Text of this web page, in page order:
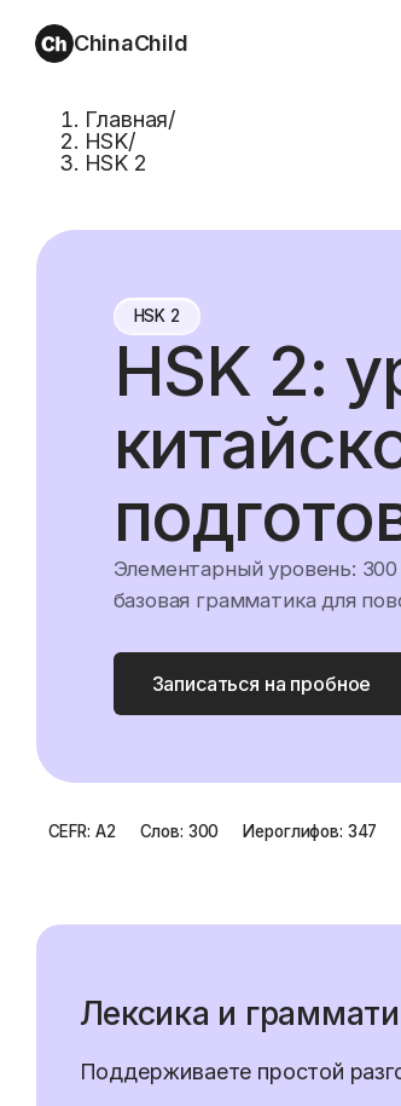
ChinaChild
Главная/
HSK/
HSK 2
HSK 2
HSK 2:
Элементарный уровень:
базовая грамматика для
Записаться на пробное
CEFR: A2 Слов: 300 Иероглифов: 347
Лексика и
Поддерживаете простой